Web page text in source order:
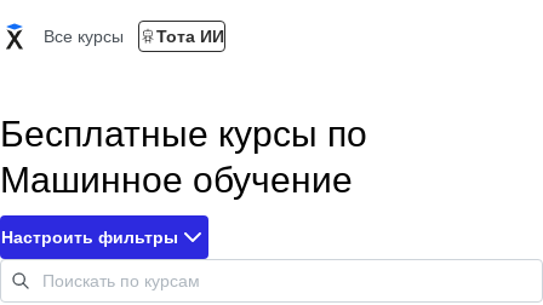
Все курсы Тота ИИ
Бесплатные курсы по
Машинное обучение
Настроить фильтры